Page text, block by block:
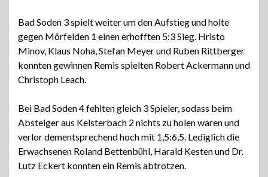
Bad Soden 3 spielt weiter um den Aufstieg und holte
gegen Mörfelden 1 einen erhofften 5:3 Sieg. Hristo
Minov, Klaus Noha, Stefan Meyer und Ruben Rittberger
konnten gewinnen Remis spielten Robert Ackermann und
Christoph Leach.
Bei Bad Soden 4 fehlten gleich 3 Spieler, sodass beim
Absteiger aus Kelsterbach 2 nichts zu holen waren und
verlor dementsprechend hoch mit 1,5:6,5. Lediglich die
Erwachsenen Roland Bettenbühl, Harald Kesten und Dr.
Lutz Eckert konnten ein Remis abtrotzen.